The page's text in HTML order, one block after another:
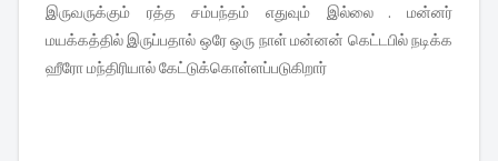
இருவருக்கும் ரத்த சம்பந்தம் எதுவும் இல்லை . மன்னர்
மயக்கத்தில் இருப்பதால் ஒரே ஒரு நாள் மன்னன் கெட்டபில் நடிக்க
ஹீரோ மந்திரியால் கேட்டுக்கொள்ளப்படுகிறார்